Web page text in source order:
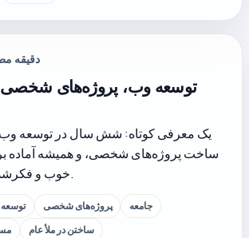
دقیقه
توسعه وب، پروژه‌های
یک معرفی کوتاه: شش سال در توسعه
ساخت پروژه‌های شخصی، و همیشه آماده
خوب و فکرشده درباره فناوری.
پروژه‌های شخصی
جامعه
ساختن در ملأ عام